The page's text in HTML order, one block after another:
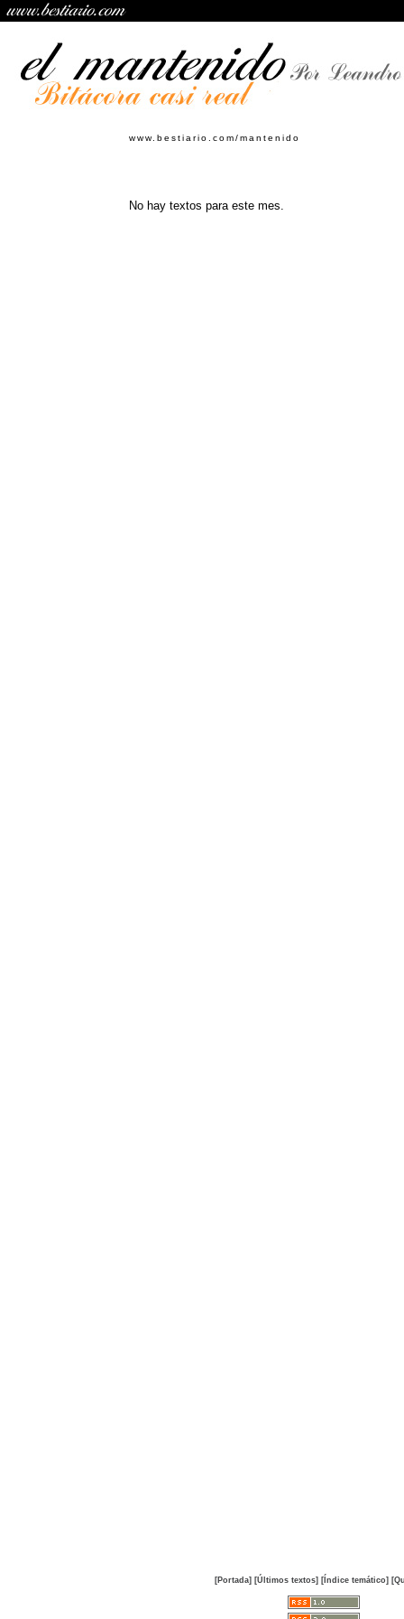
www.bestiario.com/mantenido
No hay textos para este mes.
[Portada] [Últimos textos] [Índice temático]